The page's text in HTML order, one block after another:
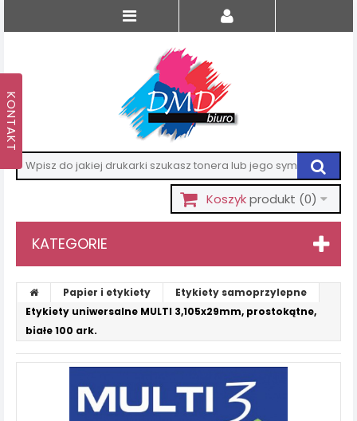
Koszykprodukt (0)
KATEGORIE
Papier i etykiety
Etykiety samoprzylepne
Etykiety uniwersalne MULTI 3,105x29mm, prostokątne,
białe 100 ark.